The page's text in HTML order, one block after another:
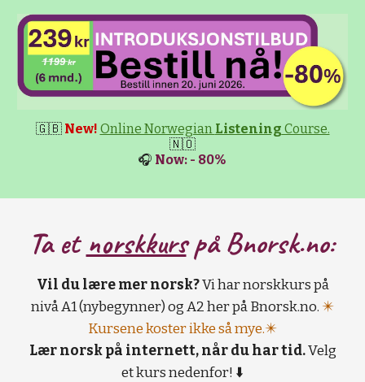
🇬🇧 New! Online Norwegian Listening Course.
🇳🇴
🎧 Now: - 80%
Ta et norskkurspå Bnorsk.no:
Vil du lære mer norsk?Vi har norskkurs på
nivå A1 (nybegynner) og A2 her på Bnorsk.no. ✴️
Kursene koster ikke så mye.✴️
Lær norsk på internett, når du har tid.Velg
et kurs nedenfor! ⬇️